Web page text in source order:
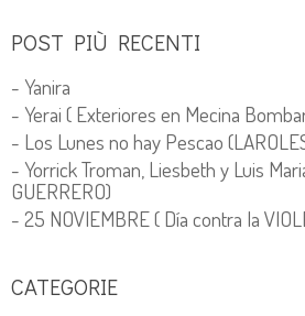
POST PIÙ RECENTI
- Yanira
- Yerai ( Exteriores en Mecina
- Los Lunes no hay Pescao
- Yorrick Troman, Liesbeth y Luis
GUERRERO)
- 25 NOVIEMBRE ( Día contra la
CATEGORIE